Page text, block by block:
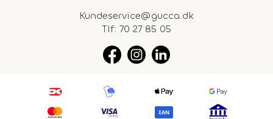
Kundeservice@gucca.dk
Tlf: 70 27 85 05